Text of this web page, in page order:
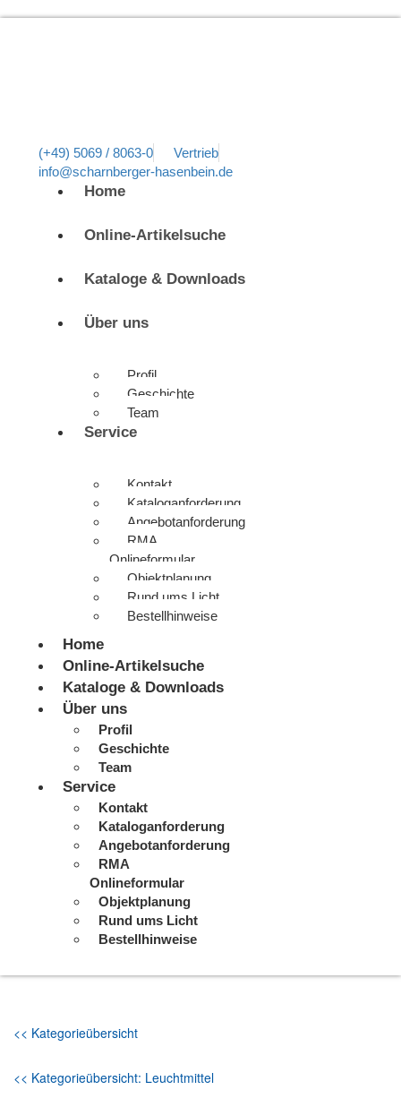
(+49) 5069 / 8063-0
Vertrieb
info@scharnberger-hasenbein.de
Home
Online-Artikelsuche
Kataloge & Downloads
Über uns
Profil
Geschichte
Team
Service
Kontakt
Kataloganforderung
Angebotanforderung
RMA
Onlineformular
Objektplanung
Rund ums Licht
Bestellhinweise
Home
Online-Artikelsuche
Kataloge & Downloads
Über uns
Profil
Geschichte
Team
Service
Kontakt
Kataloganforderung
Angebotanforderung
RMA
Onlineformular
Objektplanung
Rund ums Licht
Bestellhinweise
<< Kategorieübersicht
<< Kategorieübersicht: Leuchtmittel